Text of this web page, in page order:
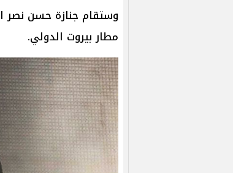
وستقام جنازة حسن
مطار بيروت الدولي.